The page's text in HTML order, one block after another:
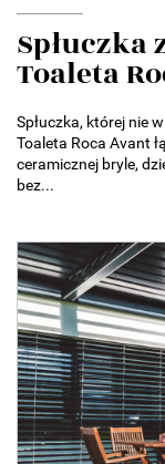
Toaleta
Spłuczka, której nie
Toaleta Roca Avant
ceramicznej bryle,
bez...